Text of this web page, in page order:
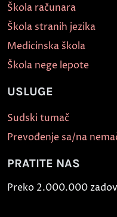
Škola računara
Škola stranih jezika
Medicinska škola
Škola nege lepote
USLUGE
Sudski tumač
Prevođenje sa/na
PRATITE NAS
Preko 2.000.000